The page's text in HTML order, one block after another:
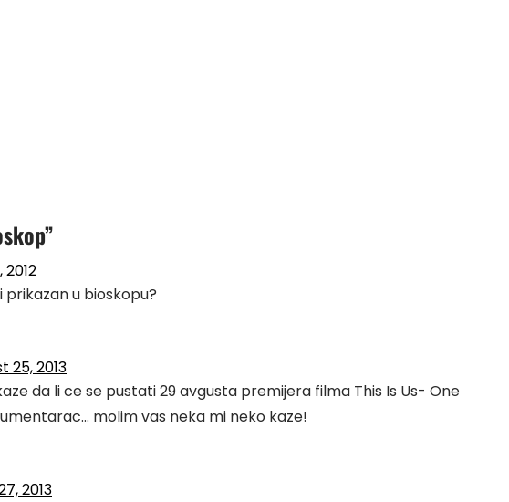
”
u bioskopu?
25, 2013
da li ce se pustati 29 avgusta premijera filma This Is Us- One
molim vas neka mi neko kaze!
2013